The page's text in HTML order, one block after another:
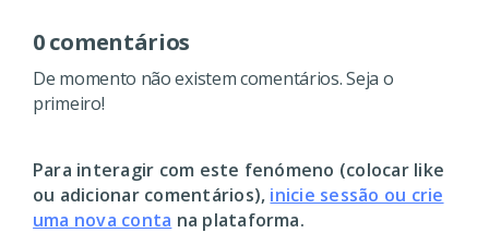
0 comentários
De momento não existem comentários. Seja o
primeiro!
Para interagir com este fenómeno (colocar like
ou adicionar comentários), inicie sessão ou crie
uma nova conta na plataforma.